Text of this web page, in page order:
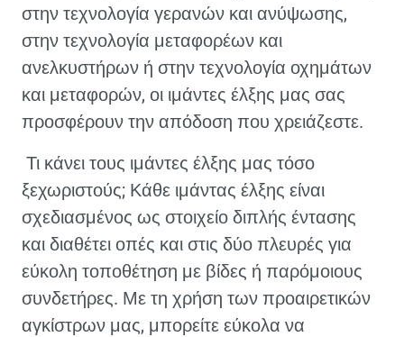
στην τεχνολογία γερανών και ανύψωσης,
στην τεχνολογία μεταφορέων και
ανελκυστήρων ή στην τεχνολογία οχημάτων
και μεταφορών, οι ιμάντες έλξης μας σας
προσφέρουν την απόδοση που χρειάζεστε.
Τι κάνει τους ιμάντες έλξης μας τόσο
ξεχωριστούς; Κάθε ιμάντας έλξης είναι
σχεδιασμένος ως στοιχείο διπλής έντασης
και διαθέτει οπές και στις δύο πλευρές για
εύκολη τοποθέτηση με βίδες ή παρόμοιους
συνδετήρες. Με τη χρήση των προαιρετικών
αγκίστρων μας, μπορείτε εύκολα να